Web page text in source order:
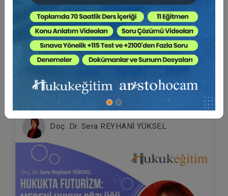
Futuristler - 10. Tüketici Hukuku Kongresi -
VI. Oturum Video Kaydı
Yayın Tarihi: 19.11.2021
360 TL Sepete Ekle
Doç. Dr. Sera REYHANİ YÜKSEL